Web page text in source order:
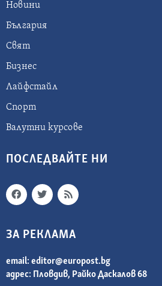
Новини
България
Свят
Бизнес
Лайфстайл
Спорт
Валутни курсове
ПОСЛЕДВАЙТЕ НИ
ЗА РЕКЛАМА
email: editor@europost.bg
адрес: Пловдив, Райко Даскалов 68